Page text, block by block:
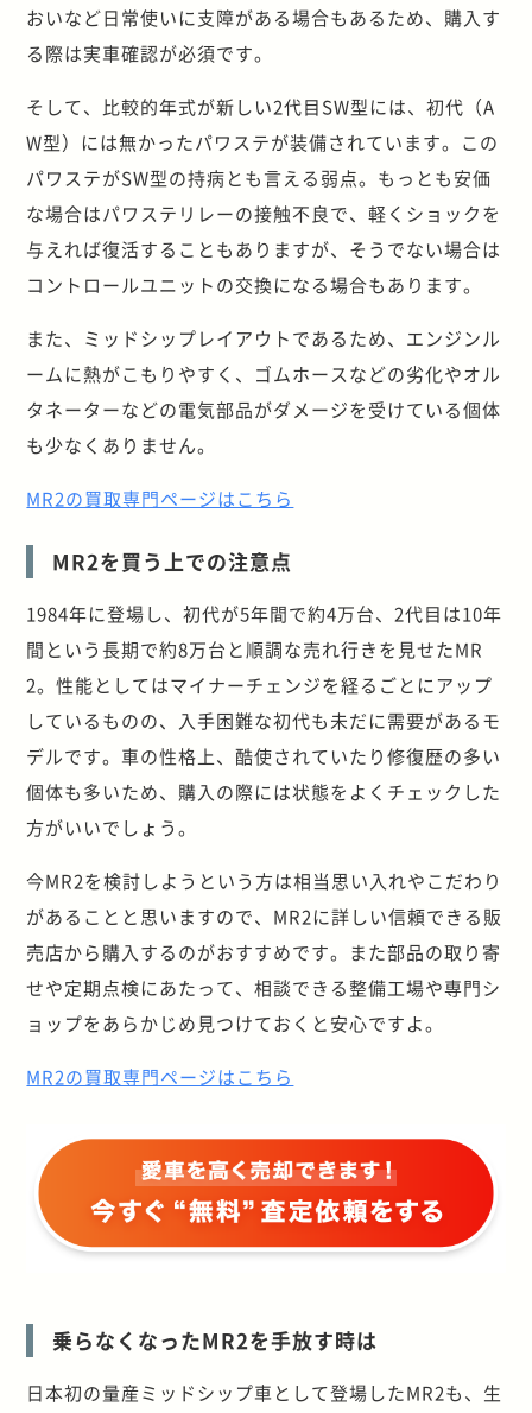
おいなど日常使いに支障がある場合もあるため、購入す
る際は実車確認が必須です。
そして、比較的年式が新しい2代目SW型には、初代（A
W型）には無かったパワステが装備されています。この
パワステがSW型の持病とも言える弱点。もっとも安価
な場合はパワステリレーの接触不良で、軽くショックを
与えれば復活することもありますが、そうでない場合は
コントロールユニットの交換になる場合もあります。
また、ミッドシップレイアウトであるため、エンジンル
ームに熱がこもりやすく、ゴムホースなどの劣化やオル
タネーターなどの電気部品がダメージを受けている個体
も少なくありません。
MR2の買取専門ページはこちら
MR2を買う上での注意点
1984年に登場し、初代が5年間で約4万台、2代目は10年
間という長期で約8万台と順調な売れ行きを見せたMR
2。性能としてはマイナーチェンジを経るごとにアップ
しているものの、入手困難な初代も未だに需要があるモ
デルです。車の性格上、酷使されていたり修復歴の多い
個体も多いため、購入の際には状態をよくチェックした
方がいいでしょう。
今MR2を検討しようという方は相当思い入れやこだわり
があることと思いますので、MR2に詳しい信頼できる販
売店から購入するのがおすすめです。また部品の取り寄
せや定期点検にあたって、相談できる整備工場や専門シ
ョップをあらかじめ見つけておくと安心ですよ。
MR2の買取専門ページはこちら
乗らなくなったMR2を手放す時は
日本初の量産ミッドシップ車として登場したMR2も、生